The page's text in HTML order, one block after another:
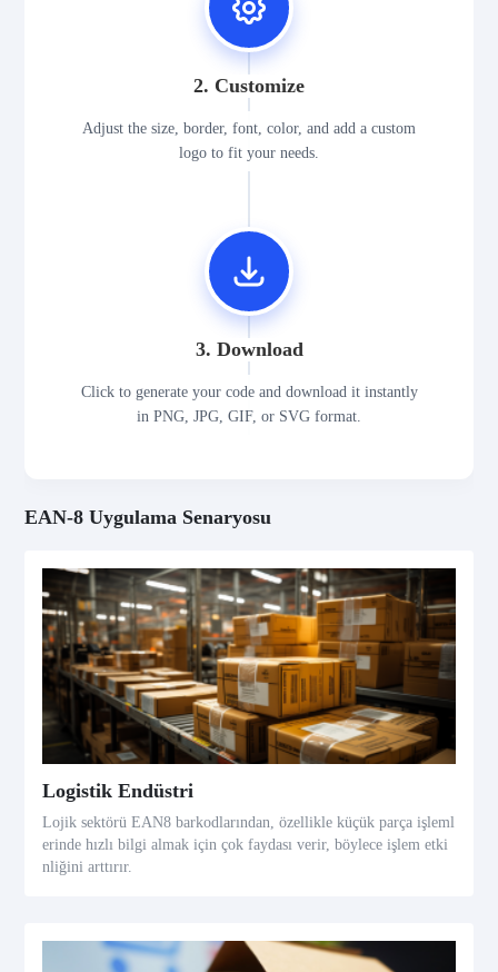
2. Customize
Adjust the size, border, font, color, and add a custom
logo to fit your needs.
3. Download
Click to generate your code and download it instantly
in PNG, JPG, GIF, or SVG format.
EAN-8 Uygulama Senaryosu
Logistik Endüstri
Lojik sektörü EAN8 barkodlarından, özellikle küçük parça işleml
erinde hızlı bilgi almak için çok faydası verir, böylece işlem etki
nliğini arttırır.